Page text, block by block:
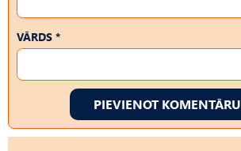
VĀRDS *
PIEVIENOT KOMENTĀRU